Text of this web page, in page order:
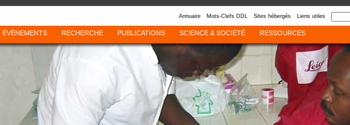
Annuaire Mots-Clefs DDL Sites hébergés Liens utiles
ÉVÈNEMENTS RECHERCHE PUBLICATIONS SCIENCE & SOCIÉTÉ RESSOURCES